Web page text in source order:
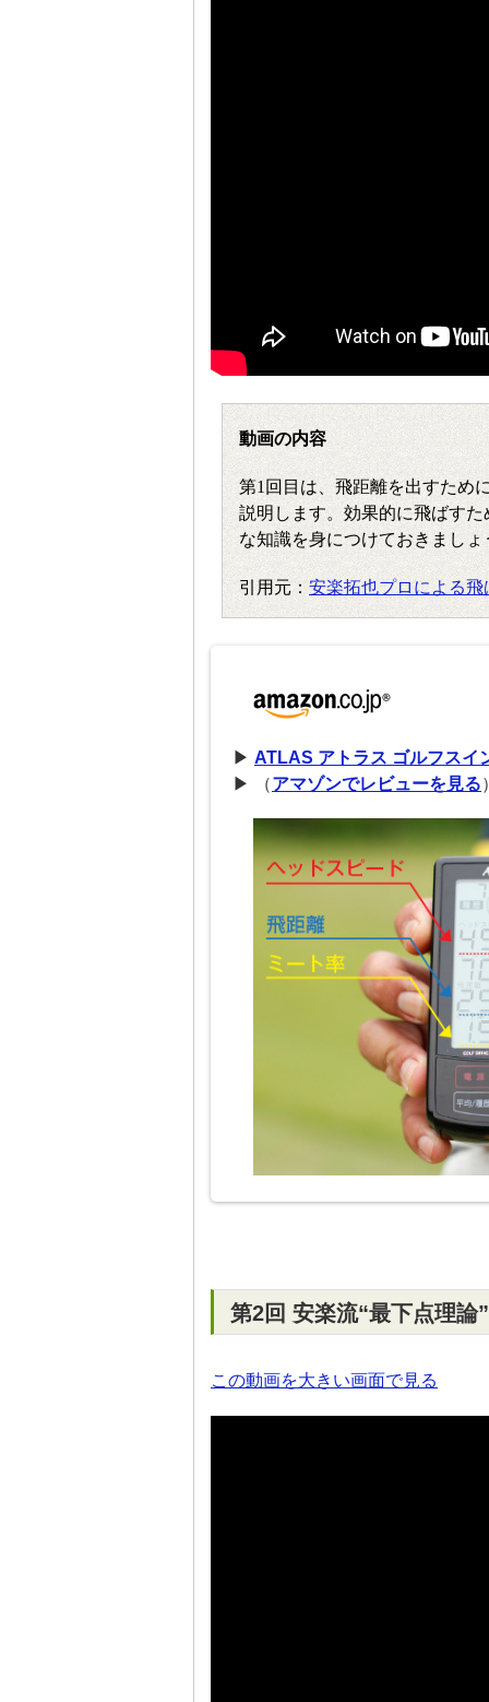
動画の内容
第1回目は、飛距離を出すため
説明します。効果的に飛ばす
な知識を身につけておきましょ
引用元： 安楽拓也プロによる
▶ ATLAS アトラス ゴルフスイ
▶ （アマゾンでレビューを見る
第2回 安楽流“最下点理論
この動画を大きい画面で見る